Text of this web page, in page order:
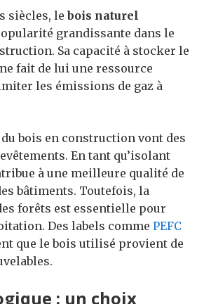
siècles, lebois naturel
grandissante dans le
Sa capacité à stocker le
fait de lui une ressource
les émissions de gaz à
bois en construction vont des
En tant qu’isolant
à une meilleure qualité de
bâtiments. Toutefois, la
forêts est essentielle pour
Des labels comme PEFC
que le bois utilisé provient de
: un choix